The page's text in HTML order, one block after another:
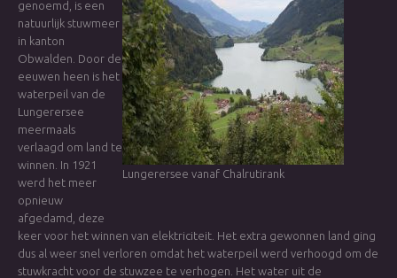
Lungerersee vanaf Chalrutirank
genoemd, is een
natuurlijk stuwmeer
in kanton
Obwalden. Door de
eeuwen heen is het
waterpeil van de
Lungerersee
meermaals
verlaagd om land te
winnen. In 1921
werd het meer
opnieuw
afgedamd, deze
keer voor het winnen van elektriciteit. Het extra gewonnen land ging
dus al weer snel verloren omdat het waterpeil werd verhoogd om de
stuwkracht voor de stuwzee te verhogen. Het water uit de